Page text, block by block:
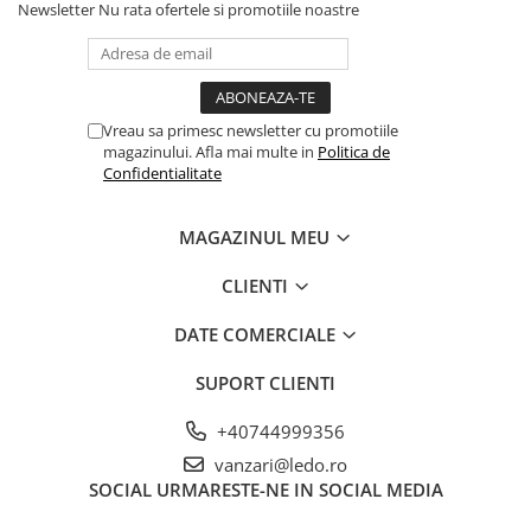
Newsletter Nu rata ofertele si promotiile noastre
Vreau sa primesc newsletter cu promotiile
magazinului. Afla mai multe in Politica de
Confidentialitate
MAGAZINUL MEU
CLIENTI
DATE COMERCIALE
SUPORT CLIENTI
+40744999356
vanzari@ledo.ro
SOCIAL URMARESTE-NE IN SOCIAL MEDIA